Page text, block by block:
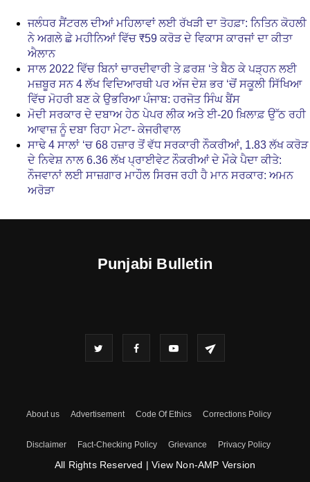
ਜਲੰਧਰ ਸੈਂਟਰਲ ਦੀਆਂ ਮਹਿਲਾਵਾਂ ਲਈ ਰੱਖੜੀ ਦਾ ਤੋਹਫ਼ਾ: ਨਿਤਿਨ ਕੋਹਲੀ
ਨੇ ਅਗਲੇ ਛੇ ਮਹੀਨਿਆਂ ਵਿੱਚ ₹59 ਕਰੋੜ ਦੇ ਵਿਕਾਸ ਕਾਰਜਾਂ ਦਾ ਕੀਤਾ
ਐਲਾਨ
ਸਾਲ 2022 ਵਿੱਚ ਬਿਨਾਂ ਚਾਰਦੀਵਾਰੀ ਤੇ ਫ਼ਰਸ਼ ‘ਤੇ ਬੈਠ ਕੇ ਪੜ੍ਹਨ ਲਈ
ਮਜ਼ਬੂਰ ਸਨ 4 ਲੱਖ ਵਿਦਿਆਰਥੀ ਪਰ ਅੱਜ ਦੇਸ਼ ਭਰ ‘ਚੋਂ ਸਕੂਲੀ ਸਿੱਖਿਆ
ਵਿੱਚ ਮੋਹਰੀ ਬਣ ਕੇ ਉਭਰਿਆ ਪੰਜਾਬ: ਹਰਜੋਤ ਸਿੰਘ ਬੈਂਸ
ਮੋਦੀ ਸਰਕਾਰ ਦੇ ਦਬਾਅ ਹੇਠ ਪੇਪਰ ਲੀਕ ਅਤੇ ਈ-20 ਖ਼ਿਲਾਫ਼ ਉੱਠ ਰਹੀ
ਆਵਾਜ਼ ਨੂੰ ਦਬਾ ਰਿਹਾ ਮੇਟਾ- ਕੇਜਰੀਵਾਲ
ਸਾਢੇ 4 ਸਾਲਾਂ ‘ਚ 68 ਹਜ਼ਾਰ ਤੋਂ ਵੱਧ ਸਰਕਾਰੀ ਨੌਕਰੀਆਂ, 1.83 ਲੱਖ ਕਰੋੜ
ਦੇ ਨਿਵੇਸ਼ ਨਾਲ 6.36 ਲੱਖ ਪ੍ਰਾਈਵੇਟ ਨੌਕਰੀਆਂ ਦੇ ਮੌਕੇ ਪੈਦਾ ਕੀਤੇ:
ਨੌਜਵਾਨਾਂ ਲਈ ਸਾਜ਼ਗਾਰ ਮਾਹੌਲ ਸਿਰਜ ਰਹੀ ਹੈ ਮਾਨ ਸਰਕਾਰ: ਅਮਨ
ਅਰੋੜਾ
Punjabi Bulletin
About us Advertisement Code Of Ethics Corrections Policy
Disclaimer Fact-Checking Policy Grievance Privacy Policy
All Rights Reserved | View Non-AMP Version